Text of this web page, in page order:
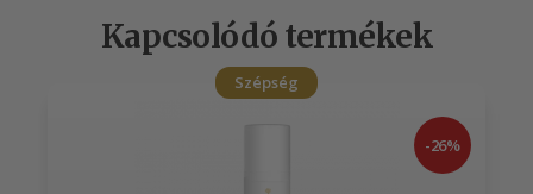
Kapcsolódó termékek
Szépség
-26%